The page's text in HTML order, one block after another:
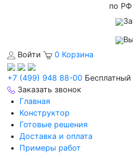
по РФ
Войти
0 Корзина
+7 (499) 948 88-00
Заказать звонок
Главная
Конструктор
Готовые решения
Доставка и оплата
Примеры работ